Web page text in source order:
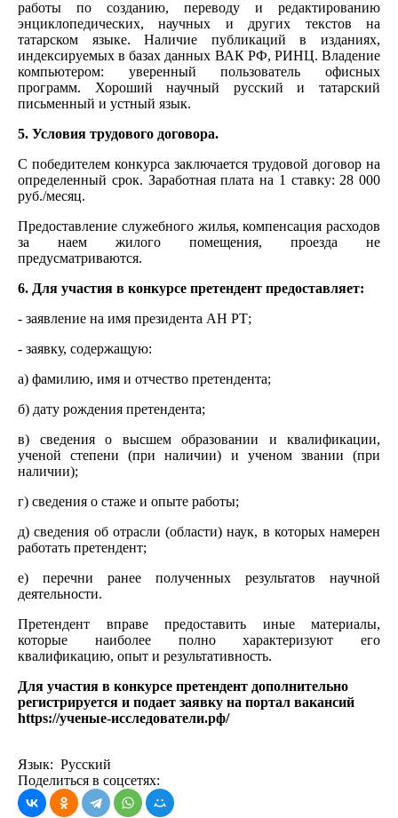
работы по созданию, переводу и редактированию
энциклопедических, научных и других текстов на
татарском языке. Наличие публикаций в изданиях,
индексируемых в базах данных ВАК РФ, РИНЦ. Владение
компьютером: уверенный пользователь офисных
программ. Хороший научный русский и татарский
письменный и устный язык.
5. Условия трудового договора.
С победителем конкурса заключается трудовой договор на
определенный срок. Заработная плата на 1 ставку: 28 000
руб./месяц.
Предоставление служебного жилья, компенсация расходов
за наем жилого помещения, проезда не
предусматриваются.
6. Для участия в конкурсе претендент предоставляет:
- заявление на имя президента АН РТ;
- заявку, содержащую:
а) фамилию, имя и отчество претендента;
б) дату рождения претендента;
в) сведения о высшем образовании и квалификации,
ученой степени (при наличии) и ученом звании (при
наличии);
г) сведения о стаже и опыте работы;
д) сведения об отрасли (области) наук, в которых намерен
работать претендент;
е) перечни ранее полученных результатов научной
деятельности.
Претендент вправе предоставить иные материалы,
которые наиболее полно характеризуют его
квалификацию, опыт и результативность.
Для участия в конкурсе претендент дополнительно
регистрируется и подает заявку на портал вакансий
https://ученые-исследователи.рф/
Язык: Русский
Поделиться в соцсетях: